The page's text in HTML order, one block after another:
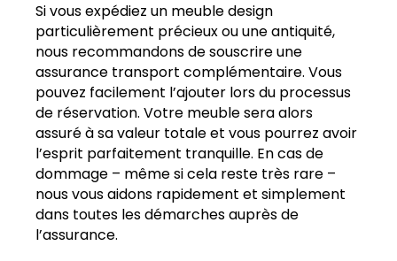
Si vous expédiez un meuble design
particulièrement précieux ou une antiquité,
nous recommandons de souscrire une
assurance transport complémentaire. Vous
pouvez facilement l’ajouter lors du processus
de réservation. Votre meuble sera alors
assuré à sa valeur totale et vous pourrez avoir
l’esprit parfaitement tranquille. En cas de
dommage – même si cela reste très rare –
nous vous aidons rapidement et simplement
dans toutes les démarches auprès de
l’assurance.